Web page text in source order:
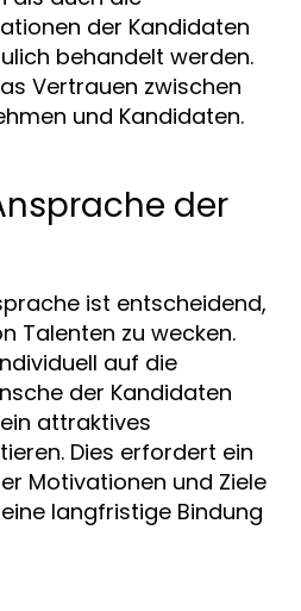
der Kandidaten
behandelt werden.
Vertrauen zwischen
und Kandidaten.
der
ist entscheidend,
Talenten zu wecken.
auf die
der Kandidaten
attraktives
Dies erfordert ein
Motivationen und Ziele
langfristige Bindung